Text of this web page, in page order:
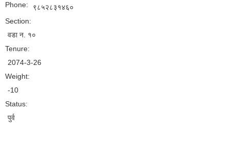
Phone:
९८५२८३१४६०
Section:
वडा न. १०
Tenure:
2074-3-26
Weight:
-10
Status:
पुर्व